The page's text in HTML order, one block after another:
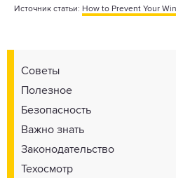
Источник статьи: How to Prevent Your
Советы
Полезное
Безопасность
Важно знать
Законодательство
Техосмотр